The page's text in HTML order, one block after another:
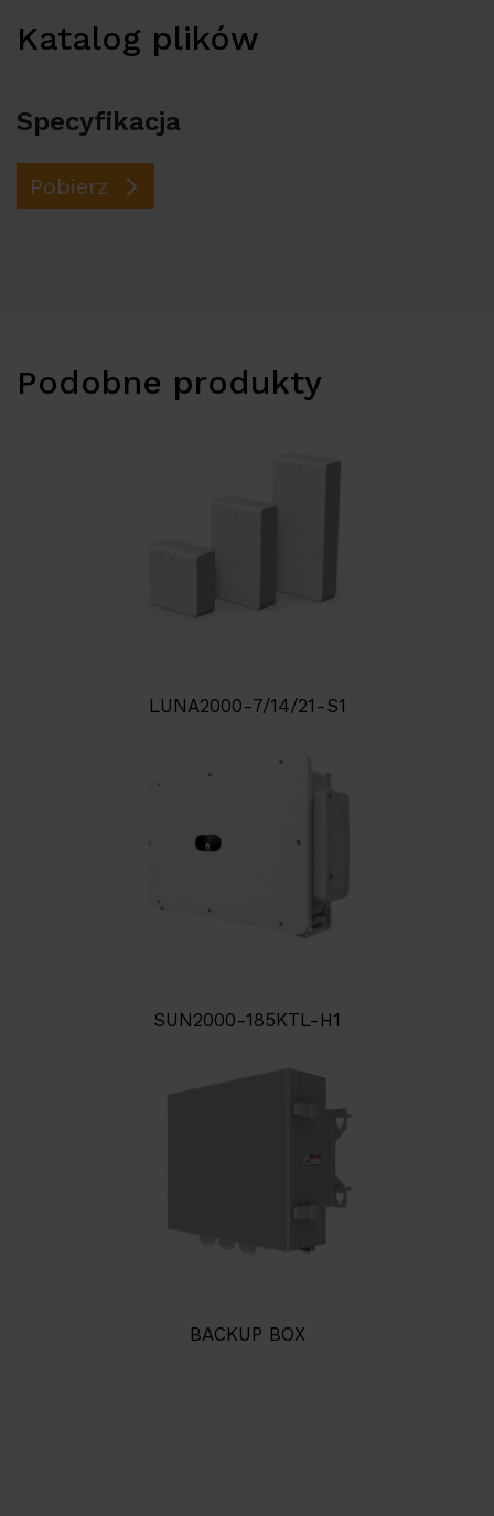
Katalog plików
Specyfikacja
Pobierz
Podobne produkty
LUNA2000-7/14/21-S1
SUN2000-185KTL-H1
BACKUP BOX